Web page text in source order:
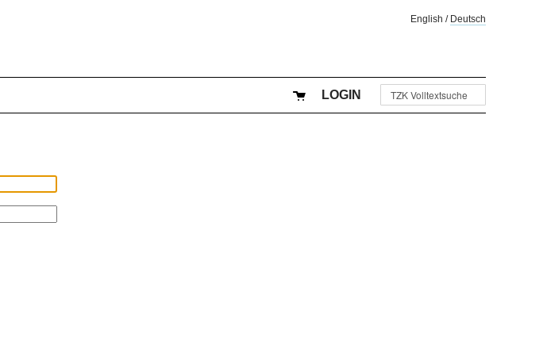
English / Deutsch
LOGIN